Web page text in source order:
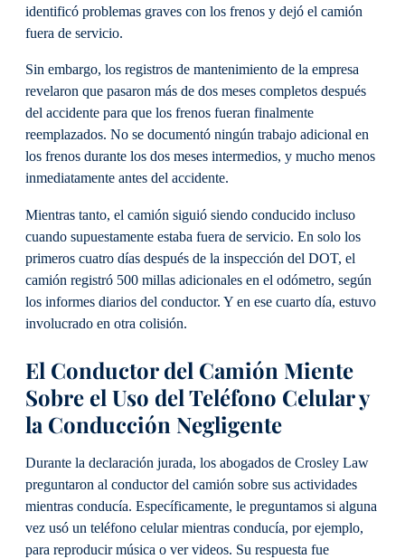
identificó problemas graves con los frenos y dejó el camión
fuera de servicio.
Sin embargo, los registros de mantenimiento de la empresa
revelaron que pasaron más de dos meses completos después
del accidente para que los frenos fueran finalmente
reemplazados. No se documentó ningún trabajo adicional en
los frenos durante los dos meses intermedios, y mucho menos
inmediatamente antes del accidente.
Mientras tanto, el camión siguió siendo conducido incluso
cuando supuestamente estaba fuera de servicio. En solo los
primeros cuatro días después de la inspección del DOT, el
camión registró 500 millas adicionales en el odómetro, según
los informes diarios del conductor. Y en ese cuarto día, estuvo
involucrado en otra colisión.
El Conductor del Camión Miente
Sobre el Uso del Teléfono Celular y
la Conducción Negligente
Durante la declaración jurada, los abogados de Crosley Law
preguntaron al conductor del camión sobre sus actividades
mientras conducía. Específicamente, le preguntamos si alguna
vez usó un teléfono celular mientras conducía, por ejemplo,
para reproducir música o ver videos. Su respuesta fue